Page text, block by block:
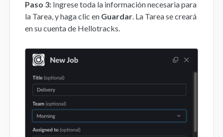
Paso 3: Ingrese toda la información necesaria para
la Tarea, y haga clic en Guardar. La Tarea se creará
en su cuenta de Hellotracks.